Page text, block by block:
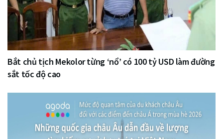
Bắt chủ tịch Mekolor từng ‘nổ’ có 100 tỷ USD làm đường
sắt tốc độ cao